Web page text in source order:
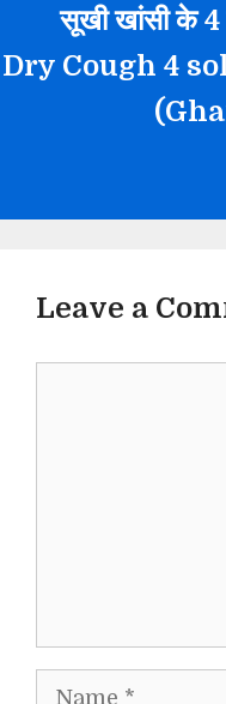
सूखी खांसी के 4
Dry Cough 4
Leave a
Name